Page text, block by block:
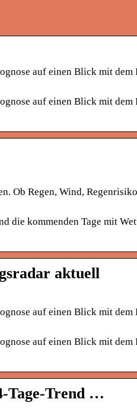
auf einen Blick mit dem
auf einen Blick mit dem
Ob Regen, Wind,
die kommenden Tage mit
aktuell
auf einen Blick mit dem
auf einen Blick mit dem
Tage-Trend …